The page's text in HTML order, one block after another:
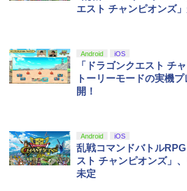
エスト チャンピオンズ
Android iOS
「ドラゴンクエスト チ
トーリーモードの実機
開！
Android iOS
乱戦コマンドバトル
スト チャンピオンズ」
未定